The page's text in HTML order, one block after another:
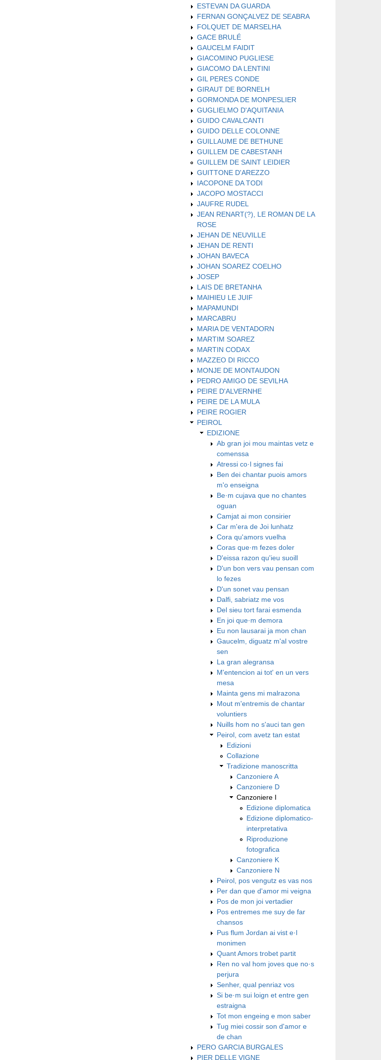
ESTEVAN DA GUARDA
FERNAN GONÇALVEZ DE SEABRA
FOLQUET DE MARSELHA
GACE BRULÉ
GAUCELM FAIDIT
GIACOMINO PUGLIESE
GIACOMO DA LENTINI
GIL PERES CONDE
GIRAUT DE BORNELH
GORMONDA DE MONPESLIER
GUGLIELMO D'AQUITANIA
GUIDO CAVALCANTI
GUIDO DELLE COLONNE
GUILLAUME DE BETHUNE
GUILLEM DE CABESTANH
GUILLEM DE SAINT LEIDIER
GUITTONE D'AREZZO
IACOPONE DA TODI
JACOPO MOSTACCI
JAUFRE RUDEL
JEAN RENART(?), LE ROMAN DE LA
ROSE
JEHAN DE NEUVILLE
JEHAN DE RENTI
JOHAN BAVECA
JOHAN SOAREZ COELHO
JOSEP
LAIS DE BRETANHA
MAIHIEU LE JUIF
MAPAMUNDI
MARCABRU
MARIA DE VENTADORN
MARTIM SOAREZ
MARTIN CODAX
MAZZEO DI RICCO
MONJE DE MONTAUDON
PEDRO AMIGO DE SEVILHA
PEIRE D'ALVERNHE
PEIRE DE LA MULA
PEIRE ROGIER
PEIROL
EDIZIONE
Ab gran joi mou maintas vetz e
comenssa
Atressi co·l signes fai
Ben dei chantar puois amors
m'o enseigna
Be·m cujava que no chantes
oguan
Camjat ai mon consirier
Car m'era de Joi lunhatz
Cora qu'amors vuelha
Coras que·m fezes doler
D'eissa razon qu'ieu suoill
D'un bon vers vau pensan com
lo fezes
D'un sonet vau pensan
Dalfi, sabriatz me vos
Del sieu tort farai esmenda
En joi que·m demora
Eu non lausarai ja mon chan
Gaucelm, diguatz m'al vostre
sen
La gran alegransa
M'entencion ai tot' en un vers
mesa
Mainta gens mi malrazona
Mout m'entremis de chantar
voluntiers
Nuills hom no s'auci tan gen
Peirol, com avetz tan estat
Edizioni
Collazione
Tradizione manoscritta
Canzoniere A
Canzoniere D
Canzoniere I
Edizione diplomatica
Edizione diplomatico-
interpretativa
Riproduzione
fotografica
Canzoniere K
Canzoniere N
Peirol, pos vengutz es vas nos
Per dan que d'amor mi veigna
Pos de mon joi vertadier
Pos entremes me suy de far
chansos
Pus flum Jordan ai vist e·l
monimen
Quant Amors trobet partit
Ren no val hom joves que no·s
perjura
Senher, qual penriaz vos
Si be·m sui loign et entre gen
estraigna
​Tot mon engeing e mon saber
​Tug miei cossir son d'amor e
de chan
PERO GARCIA BURGALES
PIER DELLE VIGNE